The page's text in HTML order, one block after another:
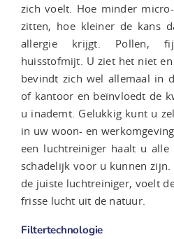
zich voelt. Hoe minder
zitten, hoe kleiner de kans
allergie krijgt. Pollen,
huisstofmijt. U ziet het niet
bevindt zich wel allemaal in
of kantoor en beïnvloedt de
u inademt. Gelukkig kunt u
in uw woon- en
een luchtreiniger haalt u
schadelijk voor u kunnen
de juiste luchtreiniger, voelt
frisse lucht uit de natuur.
Filtertechnologie